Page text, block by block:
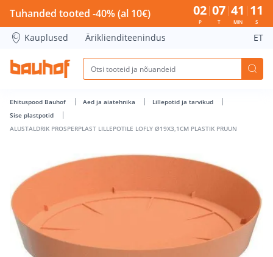
ALUSTALDRIK PROSPERPLAST LILLEPOTILE LOFLY
Tuhanded tooted -40% (al 10€) 02
P
07
T
41
MIN
11
S
Kauplused Äriklienditeenindus ET
Ehituspood Bauhof Aed ja aiatehnika
Lillepotid ja tarvikud
Sise plastpotid
ALUSTALDRIK PROSPERPLAST LILLEPOTILE LOFLY Ø19X3,1CM PLASTIK PRUUN